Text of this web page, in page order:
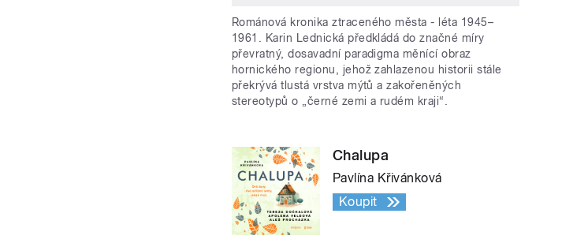
Románová kronika ztraceného města - léta 1945–
1961. Karin Lednická předkládá do značné míry
převratný, dosavadní paradigma měnící obraz
hornického regionu, jehož zahlazenou historii stále
překrývá tlustá vrstva mýtů a zakořeněných
stereotypů o „černé zemi a rudém kraji“.
Chalupa
Pavlína Křivánková
Koupit